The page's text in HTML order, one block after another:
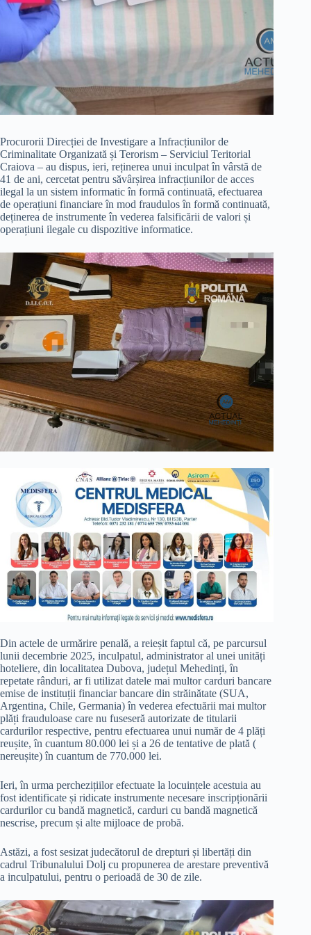
Procurorii Direcției de Investigare a Infracțiunilor de
Criminalitate Organizată și Terorism – Serviciul Teritorial
Craiova – au dispus, ieri, reținerea unui inculpat în vârstă de
41 de ani, cercetat pentru săvârșirea infracțiunilor de acces
ilegal la un sistem informatic în formă continuată, efectuarea
de operațiuni financiare în mod fraudulos în formă continuată,
deținerea de instrumente în vederea falsificării de valori și
operațiuni ilegale cu dispozitive informatice.
Din actele de urmărire penală, a reieșit faptul că, pe parcursul
lunii decembrie 2025, inculpatul, administrator al unei unități
hoteliere, din localitatea Dubova, județul Mehedinți, în
repetate rânduri, ar fi utilizat datele mai multor carduri bancare
emise de instituții financiar bancare din străinătate (SUA,
Argentina, Chile, Germania) în vederea efectuării mai multor
plăți frauduloase care nu fuseseră autorizate de titularii
cardurilor respective, pentru efectuarea unui număr de 4 plăți
reușite, în cuantum 80.000 lei și a 26 de tentative de plată (
nereușite) în cuantum de 770.000 lei.
Ieri, în urma perchezițiilor efectuate la locuințele acestuia au
fost identificate și ridicate instrumente necesare inscripționării
cardurilor cu bandă magnetică, carduri cu bandă magnetică
nescrise, precum și alte mijloace de probă.
Astăzi, a fost sesizat judecătorul de drepturi și libertăți din
cadrul Tribunalului Dolj cu propunerea de arestare preventivă
a inculpatului, pentru o perioadă de 30 de zile.